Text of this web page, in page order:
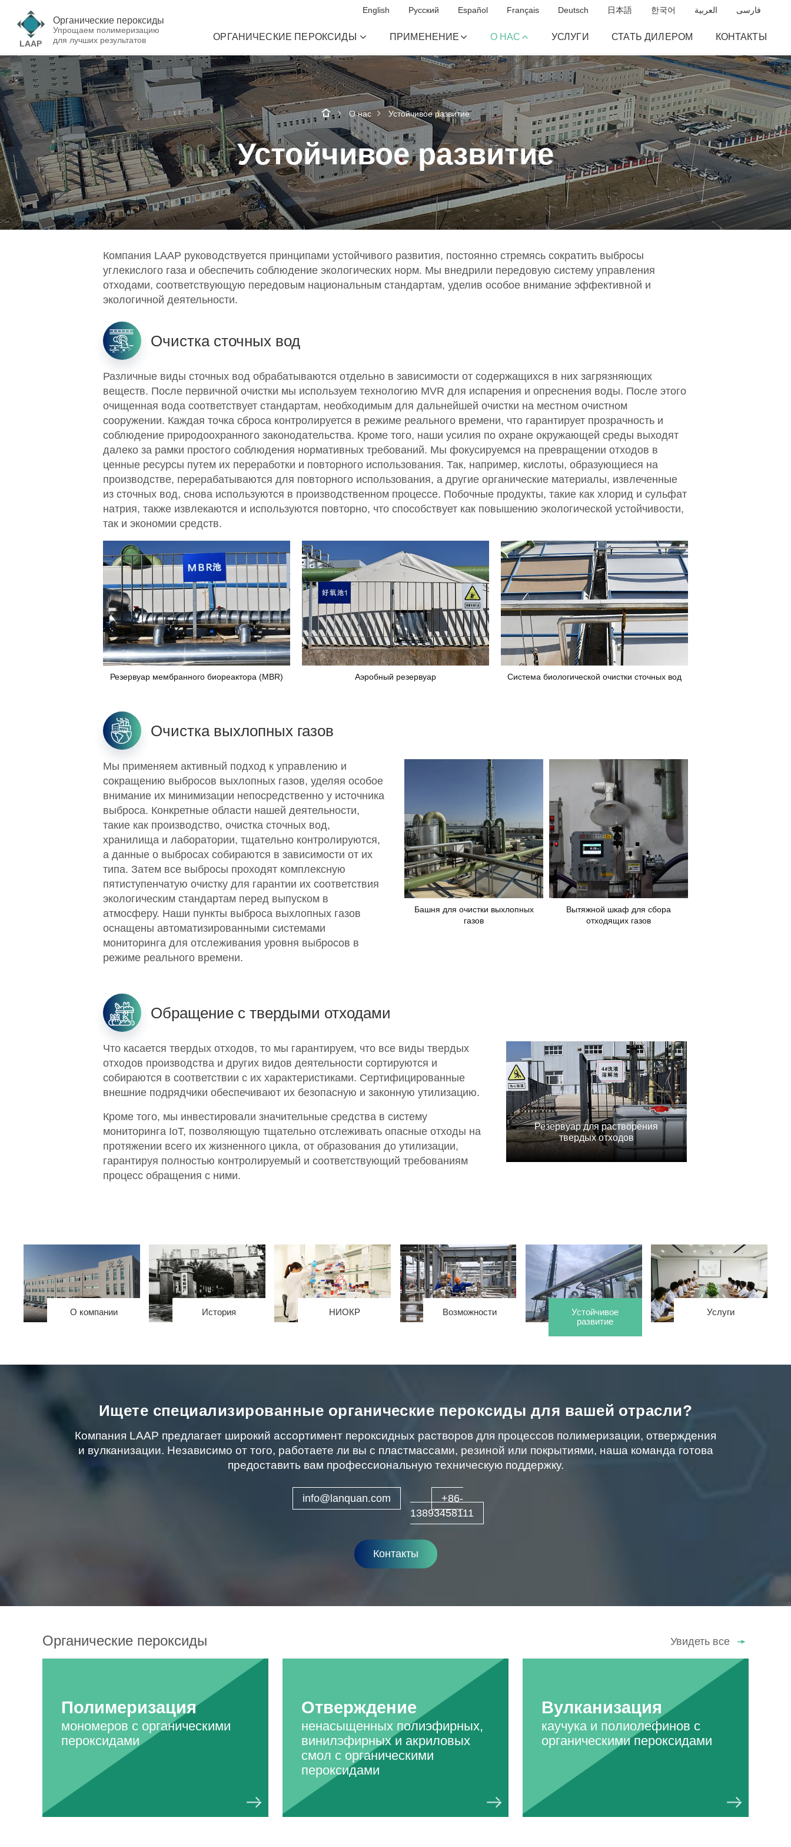
LAAP
Органические пероксиды
Упрощаем полимеризацию
для лучших результатов
English Русский Español Français Deutsch 日本語 한국어 العربية فارسی
ОРГАНИЧЕСКИЕ ПЕРОКСИДЫ ПРИМЕНЕНИЕ О НАС УСЛУГИ СТАТЬ ДИЛЕРОМ КОНТАКТЫ
О нас Устойчивое развитие
Устойчивое развитие
Компания LAAP руководствуется принципами устойчивого развития, постоянно стремясь сократить выбросы
углекислого газа и обеспечить соблюдение экологических норм. Мы внедрили передовую систему управления
отходами, соответствующую передовым национальным стандартам, уделив особое внимание эффективной и
экологичной деятельности.
Очистка сточных вод
Различные виды сточных вод обрабатываются отдельно в зависимости от содержащихся в них загрязняющих
веществ. После первичной очистки мы используем технологию MVR для испарения и опреснения воды. После этого
очищенная вода соответствует стандартам, необходимым для дальнейшей очистки на местном очистном
сооружении. Каждая точка сброса контролируется в режиме реального времени, что гарантирует прозрачность и
соблюдение природоохранного законодательства. Кроме того, наши усилия по охране окружающей среды выходят
далеко за рамки простого соблюдения нормативных требований. Мы фокусируемся на превращении отходов в
ценные ресурсы путем их переработки и повторного использования. Так, например, кислоты, образующиеся на
производстве, перерабатываются для повторного использования, а другие органические материалы, извлеченные
из сточных вод, снова используются в производственном процессе. Побочные продукты, такие как хлорид и сульфат
натрия, также извлекаются и используются повторно, что способствует как повышению экологической устойчивости,
так и экономии средств.
Резервуар мембранного биореактора (MBR) Аэробный резервуар Система биологической очистки сточных вод
Очистка выхлопных газов
Башня для очистки выхлопных
газов
Вытяжной шкаф для сбора
отходящих газов
Мы применяем активный подход к управлению и
сокращению выбросов выхлопных газов, уделяя особое
внимание их минимизации непосредственно у источника
выброса. Конкретные области нашей деятельности,
такие как производство, очистка сточных вод,
хранилища и лаборатории, тщательно контролируются,
а данные о выбросах собираются в зависимости от их
типа. Затем все выбросы проходят комплексную
пятиступенчатую очистку для гарантии их соответствия
экологическим стандартам перед выпуском в
атмосферу. Наши пункты выброса выхлопных газов
оснащены автоматизированными системами
мониторинга для отслеживания уровня выбросов в
режиме реального времени.
Обращение с твердыми отходами
Резервуар для растворения
твердых отходов
Что касается твердых отходов, то мы гарантируем, что все виды твердых
отходов производства и других видов деятельности сортируются и
собираются в соответствии с их характеристиками. Сертифицированные
внешние подрядчики обеспечивают их безопасную и законную утилизацию.
Кроме того, мы инвестировали значительные средства в систему
мониторинга IoT, позволяющую тщательно отслеживать опасные отходы на
протяжении всего их жизненного цикла, от образования до утилизации,
гарантируя полностью контролируемый и соответствующий требованиям
процесс обращения с ними.
О компании История НИОКР Возможности
Устойчивое
развитие
Услуги
Ищете специализированные органические пероксиды для вашей отрасли?
Компания LAAP предлагает широкий ассортимент пероксидных растворов для процессов полимеризации, отверждения
и вулканизации. Независимо от того, работаете ли вы с пластмассами, резиной или покрытиями, наша команда готова
предоставить вам профессиональную техническую поддержку.
info@lanquan.com
+86-
13893458111
Контакты
Органические пероксиды Увидеть все
Полимеризация
мономеров с органическими
пероксидами
Отверждение
ненасыщенных полиэфирных,
винилэфирных и акриловых
смол с органическими
пероксидами
Вулканизация
каучука и полиолефинов с
органическими пероксидами